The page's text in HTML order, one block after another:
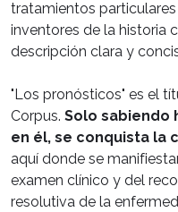
tratamientos
inventores de la historia
descripción clara y
"Los pronósticos" es el
Corpus. Solo sabiendo
en él, se conquista la
aquí donde se
examen clínico y del
resolutiva de la